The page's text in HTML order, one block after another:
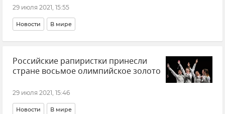
29 июля 2021, 15:55
Новости В мире
Российские рапиристки принесли
стране восьмое олимпийское золото
29 июля 2021, 15:46
Новости В мире